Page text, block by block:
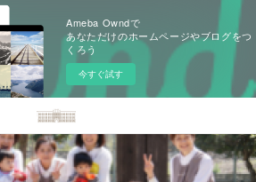
Ameba Owndで
あなただけのホームページやブログをつ
くろう
今すぐ試す